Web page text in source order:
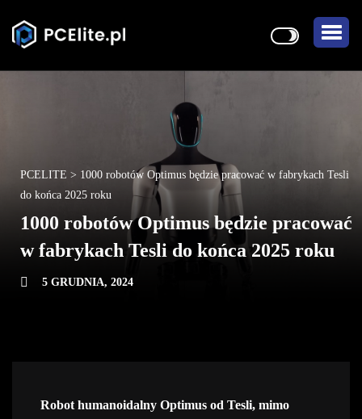
PCELITE > 1000 robotów Optimus będzie pracować w fabrykach Tesli
do końca 2025 roku
1000 robotów Optimus będzie pracować
w fabrykach Tesli do końca 2025 roku
5 GRUDNIA, 2024
Robot humanoidalny Optimus od Tesli, mimo